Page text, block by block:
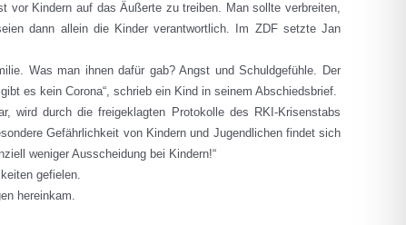
vor Kindern auf das Äußerte zu treiben. Man sollte verbreiten,
dann allein die Kinder verantwortlich. Im ZDF setzte Jan
Was man ihnen dafür gab? Angst und Schuldgefühle. Der
es kein Corona“, schrieb ein Kind in seinem Abschiedsbrief.
wird durch die freigeklagten Protokolle des RKI-Krisenstabs
Gefährlichkeit von Kindern und Jugendlichen findet sich
weniger Ausscheidung bei Kindern!“
gefielen.
hereinkam.